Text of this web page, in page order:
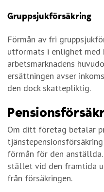
Gruppsjukförsäkring
Förmån av fri
utformats i enlighet
arbetsmarknadens
ersättningen avser
den dock skattepliktig.
Om ditt företag betalar
förmån för den
stället vid den framtida
från försäkringen.